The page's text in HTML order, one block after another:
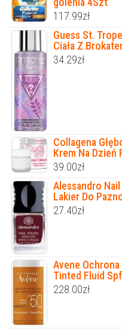
117.99zł
Guess St.
Ciała Z
34.29zł
Collagena
Krem Na Dzień
39.00zł
Alessandro
Lakier Do
27.40zł
Avene
Tinted Fluid
228.00zł